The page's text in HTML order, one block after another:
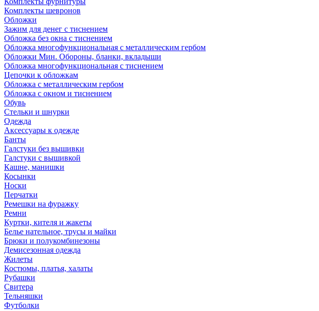
Комплекты шевронов
Обложки
Зажим для денег с тиснением
Обложка без окна с тиснением
Обложка многофункциональная с металлическим гербом
Обложки Мин. Обороны, бланки, вкладыши
Обложка многофункциональная с тиснением
Цепочки к обложкам
Обложка с металлическим гербом
Обложка с окном и тиснением
Обувь
Стельки и шнурки
Одежда
Аксессуары к одежде
Банты
Галстуки без вышивки
Галстуки с вышивкой
Кашне, манишки
Косынки
Носки
Перчатки
Ремешки на фуражку
Ремни
Куртки, кителя и жакеты
Белье нательное, трусы и майки
Брюки и полукомбинезоны
Демисезонная одежда
Жилеты
Костюмы, платья, халаты
Рубашки
Свитера
Тельняшки
Футболки